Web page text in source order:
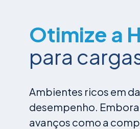
Otimize a
para
Ambientes ricos em
desempenho.
avanços como a